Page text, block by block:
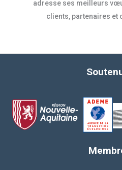
adresse ses meilleurs
clients, partenaires et